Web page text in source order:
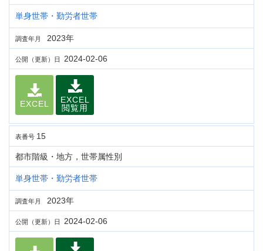
単身世帯・勤労者世帯
調査年月 2023年
公開（更新）日 2024-02-06
EXCEL
EXCEL
閲覧用
表番号 15
都市階級・地方，世帯属性別
単身世帯・勤労者世帯
調査年月 2023年
公開（更新）日 2024-02-06